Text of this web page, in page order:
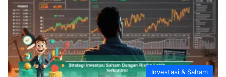
Investasi & Saham